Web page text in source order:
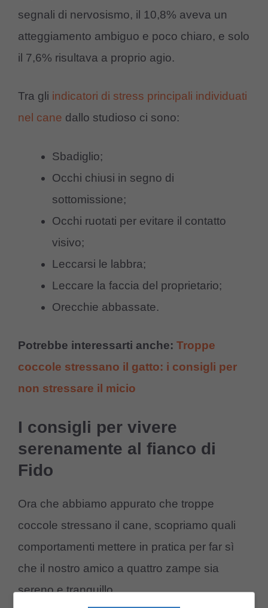
segnali di nervosismo, il 10,8% aveva un
atteggiamento ambiguo e poco chiaro, e solo
il 7,6% risultava a proprio agio.
Tra gli indicatori di stress principali individuati
nel cane dallo studioso ci sono:
Sbadiglio;
Occhi chiusi in segno di
sottomissione;
Occhi ruotati per evitare il contatto
visivo;
Leccarsi le labbra;
Leccare la faccia del proprietario;
Orecchie abbassate.
Potrebbe interessarti anche: Troppe
coccole stressano il gatto: i consigli per
non stressare il micio
I consigli per vivere
serenamente al fianco di
Fido
Ora che abbiamo appurato che troppe
coccole stressano il cane, scopriamo quali
comportamenti mettere in pratica per far sì
che il nostro amico a quattro zampe sia
sereno e tranquillo.